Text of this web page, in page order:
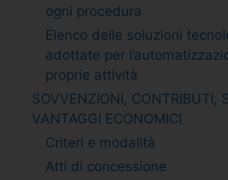
ogni procedura
Elenco delle soluzioni
adottate per
proprie attività
SOVVENZIONI, CONTRIBUTI,
VANTAGGI ECONOMICI
Criteri e modalità
Atti di concessione